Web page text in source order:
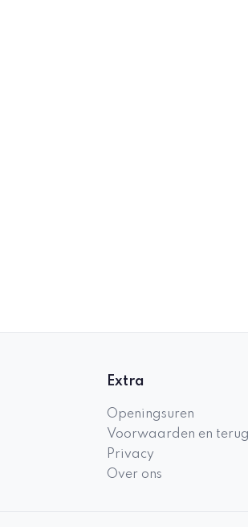
Extra
Openingsuren
Voorwaarden en
Privacy
Over ons